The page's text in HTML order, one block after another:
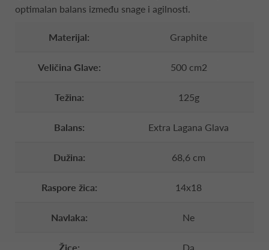
optimalan balans između snage i agilnosti.
Materijal: Graphite
Veličina Glave: 500 cm2
Težina: 125g
Balans: Extra Lagana Glava
Dužina: 68,6 cm
Raspore žica: 14x18
Navlaka: Ne
Žice: Da